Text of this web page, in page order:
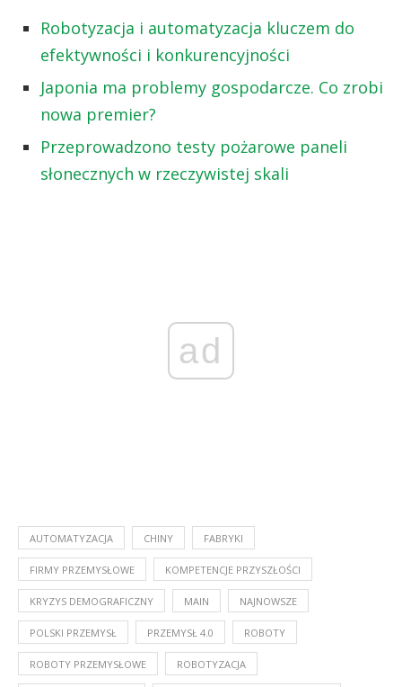
Robotyzacja i automatyzacja kluczem do
efektywności i konkurencyjności
Japonia ma problemy gospodarcze. Co zrobi
nowa premier?
Przeprowadzono testy pożarowe paneli
słonecznych w rzeczywistej skali
ad
AUTOMATYZACJA CHINY FABRYKI
FIRMY PRZEMYSŁOWE KOMPETENCJE PRZYSZŁOŚCI
KRYZYS DEMOGRAFICZNY MAIN NAJNOWSZE
POLSKI PRZEMYSŁ PRZEMYSŁ 4.0 ROBOTY
ROBOTY PRZEMYSŁOWE ROBOTYZACJA